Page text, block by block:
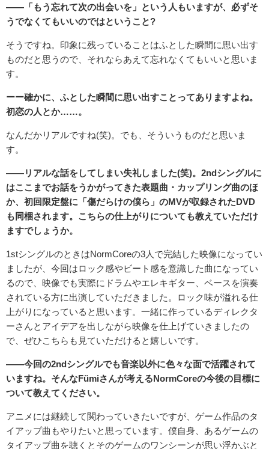
――「もう忘れて次の出会いを」という人もいますが、必ずそ
うでなくてもいいのではということ?
そうですね。印象に残っていることはふとした瞬間に思い出す
ものだと思うので、それならあえて忘れなくてもいいと思いま
す。
ーー確かに、ふとした瞬間に思い出すことってありますよね。
初恋の人とか……。
なんだかリアルですね(笑)。でも、そういうものだと思いま
す。
――リアルな話をしてしまい失礼しました(笑)。2ndシングルに
はここまでお話をうかがってきた表題曲・カップリング曲のほ
か、初回限定盤に「傷だらけの僕ら」のMVが収録されたDVD
も同梱されます。こちらの仕上がりについても教えていただけ
ますでしょうか。
1stシングルのときはNormCoreの3人で完結した映像になってい
ましたが、今回はロック感やビート感を意識した曲になってい
るので、映像でも実際にドラムやエレキギター、ベースを演奏
されている方に出演していただきました。ロック味が溢れる仕
上がりになっていると思います。一緒に作っているディレクタ
ーさんとアイデアを出しながら映像を仕上げていきましたの
で、ぜひこちらも見ていただけると嬉しいです。
――今回の2ndシングルでも音楽以外に色々な面で活躍されて
いますね。そんなFümiさんが考えるNormCoreの今後の目標に
ついて教えてください。
アニメには継続して関わっていきたいですが、ゲーム作品のタ
イアップ曲もやりたいと思っています。僕自身、あるゲームの
タイアップ曲を聴くとそのゲームのワンシーンが思い浮かぶと